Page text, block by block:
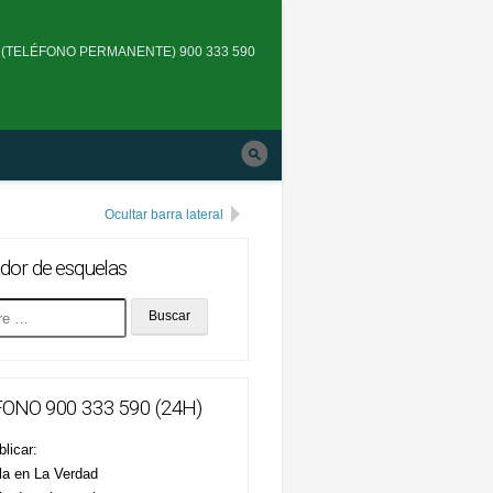
main
(TELÉFONO PERMANENTE) 900 333 590
Ocultar barra lateral
de esquelas
900 333 590 (24H)
en La Verdad